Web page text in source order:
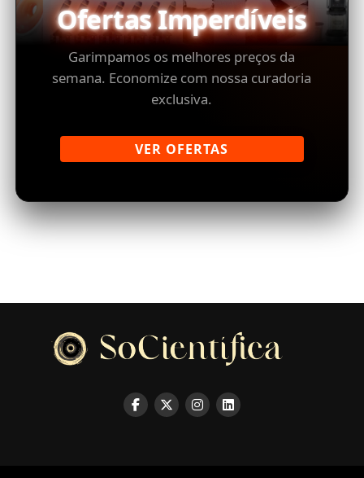
Ofertas Imperdíveis
Garimpamos os melhores preços da
semana. Economize com nossa curadoria
exclusiva.
VER OFERTAS